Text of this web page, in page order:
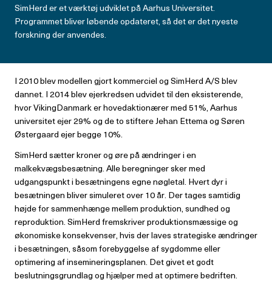
SimHerd er et værktøj udviklet på Aarhus Universitet.
Programmet bliver løbende opdateret, så det er det nyeste
forskning der anvendes.
I 2010 blev modellen gjort kommerciel og SimHerd A/S blev
dannet. I 2014 blev ejerkredsen udvidet til den eksisterende,
hvor VikingDanmark er hovedaktionærer med 51%, Aarhus
universitet ejer 29% og de to stiftere Jehan Ettema og Søren
Østergaard ejer begge 10%.
SimHerd sætter kroner og øre på ændringer i en
malkekvægsbesætning. Alle beregninger sker med
udgangspunkt i besætningens egne nøgletal. Hvert dyr i
besætningen bliver simuleret over 10 år. Der tages samtidig
højde for sammenhænge mellem produktion, sundhed og
reproduktion. SimHerd fremskriver produktionsmæssige og
økonomiske konsekvenser, hvis der laves strategiske ændringer
i besætningen, såsom forebyggelse af sygdomme eller
optimering af insemineringsplanen. Det givet et godt
beslutningsgrundlag og hjælper med at optimere bedriften.